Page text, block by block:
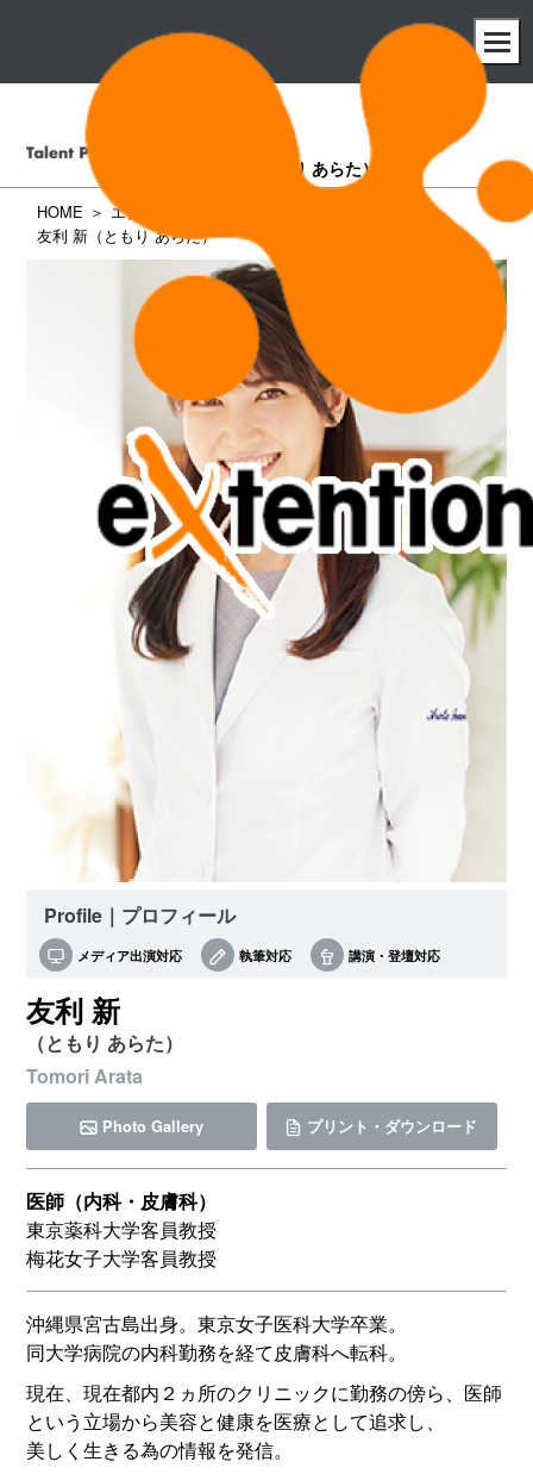
（ともり あらた）
HOME
エクステンション所属タレント一覧
友利 新（ともり あらた）
Profile｜プロフィール
メディア出演対応 執筆対応 講演・登壇対応
友利 新
（ともり あらた）
Tomori Arata
Photo Gallery プリント・ダウンロード
医師（内科・皮膚科）
東京薬科大学客員教授
梅花女子大学客員教授
沖縄県宮古島出身。東京女子医科大学卒業。
同大学病院の内科勤務を経て皮膚科へ転科。
現在、現在都内２ヵ所のクリニックに勤務の傍ら、医師
という立場から美容と健康を医療として追求し、
美しく生きる為の情報を発信。